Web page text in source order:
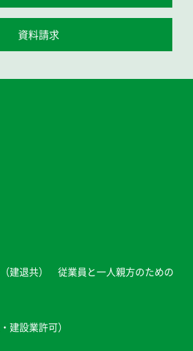
資料請求
建退共） 従業員と一人親方のための
建設業許可）